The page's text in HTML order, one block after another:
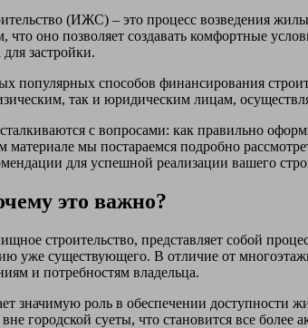
(ИЖС) – это процесс возведения
что оно позволяет создавать комфортные
застройки.
популярных способов финансирования
так и юридическим лицам,
с вопросами: как правильно
мы постараемся подробно
для успешной реализации вашего
это важно?
строительство, представляет собой
уже существующего. В отличие от
и потребностям владельца.
роль в обеспечении доступности
городской суеты, что становится все более